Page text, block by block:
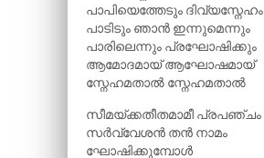
പാപിയെത്തേടും ദിവ്യസ്നേഹം
പാടിടും ഞാൻ ഇന്നുമെന്നും
പാരിലെന്നും പ്രഘോഷിക്കും
ആമോദമായ് ആഘോഷമായ്
സ്നേഹമതാൽ സ്നേഹമതാൽ
സീമയ്ക്കതീതമാമീ പ്രപഞ്ചം
സർവ്വേശൻ തൻ നാമം
ഘോഷിക്കുമ്പോൾ